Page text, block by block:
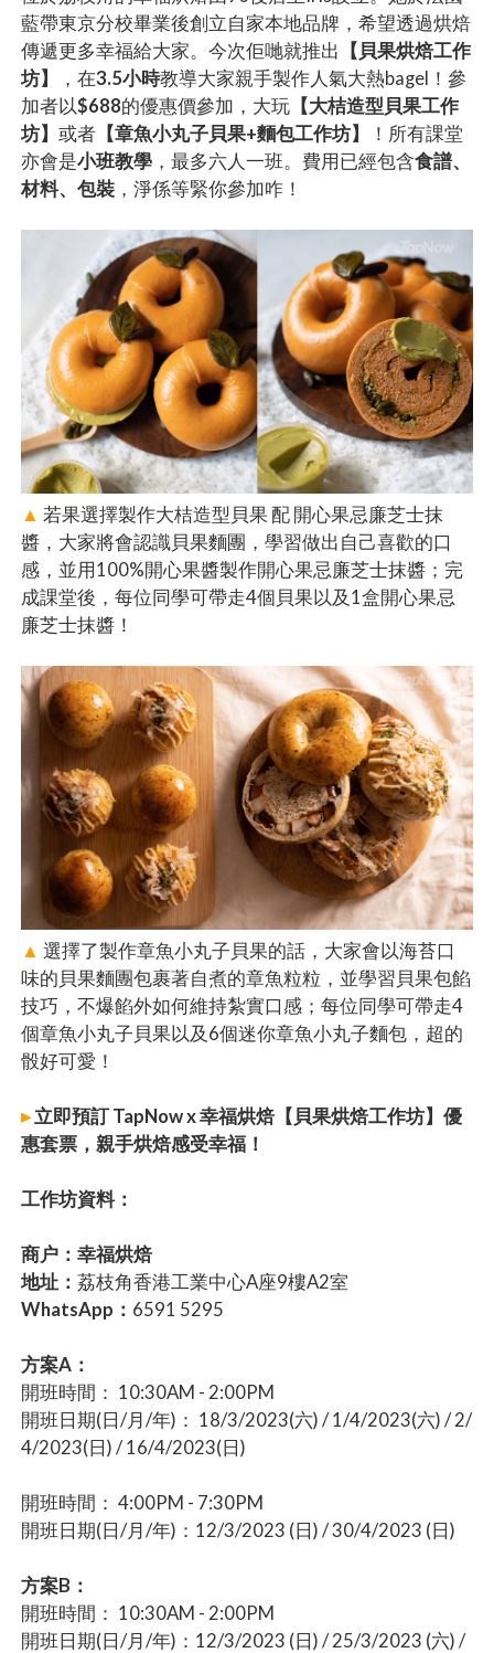
藍帶東京分校畢業後創立自家本地品牌，希望透過烘焙
傳遞更多幸福給大家。今次佢哋就推出
【貝果烘焙工作
坊】
，在3.5小時教導大家親手製作人氣大熱bagel！參
加者以$688的優惠價參加，大玩 【大桔造型貝果工作
坊】或者 【章魚小丸子貝果+麵包工作坊】
！所有課堂
亦會是小班教學 ，最多六人一班。費用已經包含食譜、
材料、包裝 ，淨係等緊你參加咋！
▲ 若果選擇製作大桔造型貝果 配 開心果忌廉芝士抹
醬，大家將會認識貝果麵團，學習做出自己喜歡的口
感，並用100%開心果醬製作開心果忌廉芝士抹醬；完
成課堂後，每位同學可帶走4個貝果以及1盒開心果忌
廉芝士抹醬！
▲ 選擇了製作章魚小丸子貝果的話，大家會以海苔口
味的貝果麵團包裹著自煮的章魚粒粒，並學習貝果包餡
技巧，不爆餡外如何維持紮實口感；每位同學可帶走4
個章魚小丸子貝果以及6個迷你章魚小丸子麵包，超的
骰好可愛！
▸立即預訂 TapNow x 幸福烘焙【貝果烘焙工作坊】優
惠套票，親手烘焙感受幸福！
工作坊資料：
商户：幸福烘焙
地址：荔枝角香港工業中心A座9樓A2室
WhatsApp： 6591 5295
方案A：
開班時間： 10:30AM - 2:00PM
開班日期(日/月/年)： 18/3/2023(六) / 1/4/2023(六) / 2/
4/2023(日) / 16/4/2023(日)
開班時間： 4:00PM - 7:30PM
開班日期(日/月/年)：12/3/2023 (日) / 30/4/2023 (日)
方案B：
開班時間： 10:30AM - 2:00PM
開班日期(日/月/年)：12/3/2023 (日) / 25/3/2023 (六) /